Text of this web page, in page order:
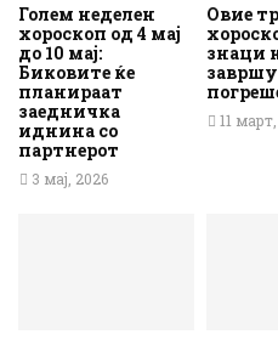
Голем неделен
хороскоп од 4 мај
до 10 мај:
Биковите ќе
планираат
заедничка
иднина со
партнерот
3 мај, 2026
Овие
знаци
11